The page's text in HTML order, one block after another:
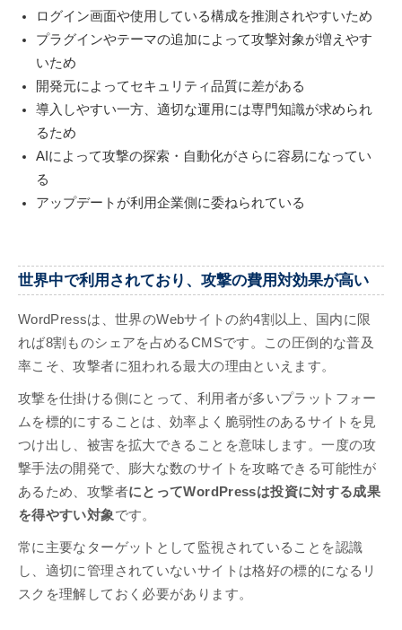
ログイン画面や使用している構成を推測されやすいため
プラグインやテーマの追加によって攻撃対象が増えやす
いため
開発元によってセキュリティ品質に差がある
導入しやすい一方、適切な運用には専門知識が求められ
るため
AIによって攻撃の探索・自動化がさらに容易になってい
る
アップデートが利用企業側に委ねられている
世界中で利用されており、攻撃の費用対効果が高い
WordPressは、世界のWebサイトの約4割以上、国内に限
れば8割ものシェアを占めるCMSです。この圧倒的な普及
率こそ、攻撃者に狙われる最大の理由といえます。
攻撃を仕掛ける側にとって、利用者が多いプラットフォー
ムを標的にすることは、効率よく脆弱性のあるサイトを見
つけ出し、被害を拡大できることを意味します。一度の攻
撃手法の開発で、膨大な数のサイトを攻略できる可能性が
あるため、攻撃者にとってWordPressは投資に対する成果
を得やすい対象です。
常に主要なターゲットとして監視されていることを認識
し、適切に管理されていないサイトは格好の標的になるリ
スクを理解しておく必要があります。